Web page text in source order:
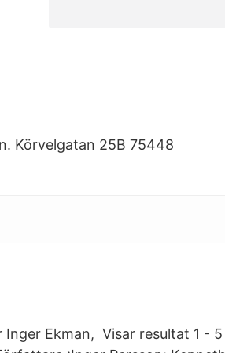
Körvelgatan 25B 75448
Ekman, Visar resultat 1 - 5